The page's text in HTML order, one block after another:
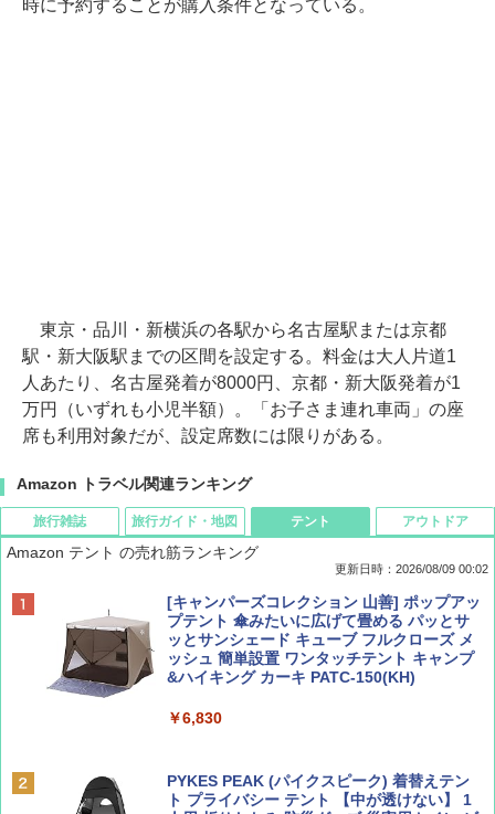
時に予約することが購入条件となっている。
東京・品川・新横浜の各駅から名古屋駅または京都
駅・新大阪駅までの区間を設定する。料金は大人片道1
人あたり、名古屋発着が8000円、京都・新大阪発着が1
万円（いずれも小児半額）。「お子さま連れ車両」の座
席も利用対象だが、設定席数には限りがある。
Amazon トラベル関連ランキング
旅行雑誌
BE-PAL(ビ-パル) 2026年 9 月号【特別付録:
SOTO ミニマル"旅"財布 ランダム2種】
￥1,500
￥713
旅行ガイド・地図
D40 地球の歩き方 チェンマイ タイ北部の魅
力的な町 2026～2027 地球の歩き方D アジア
￥2,079
￥2,695
テント
Amazon テント の売れ筋ランキング
更新日時：2026/08/09 00:02
[キャンパーズコレクション 山善] ポップアッ
プテント 傘みたいに広げて畳める パッとサ
ッとサンシェード キューブ フルクローズ メ
ッシュ 簡単設置 ワンタッチテント キャンプ
&ハイキング カーキ PATC-150(KH)
￥6,830
PYKES PEAK (パイクスピーク) 着替えテン
ト プライバシー テント 【中が透けない】 1
アウトドア